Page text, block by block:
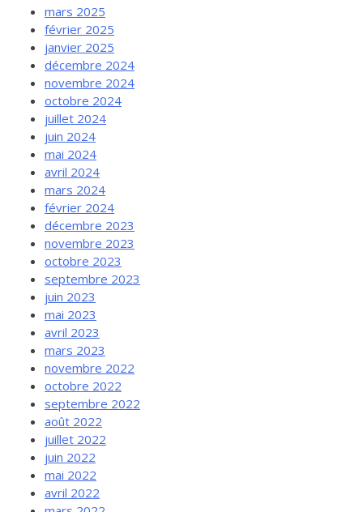
mars 2025
février 2025
janvier 2025
décembre 2024
novembre 2024
octobre 2024
juillet 2024
juin 2024
mai 2024
avril 2024
mars 2024
février 2024
décembre 2023
novembre 2023
octobre 2023
septembre 2023
juin 2023
mai 2023
avril 2023
mars 2023
novembre 2022
octobre 2022
septembre 2022
août 2022
juillet 2022
juin 2022
mai 2022
avril 2022